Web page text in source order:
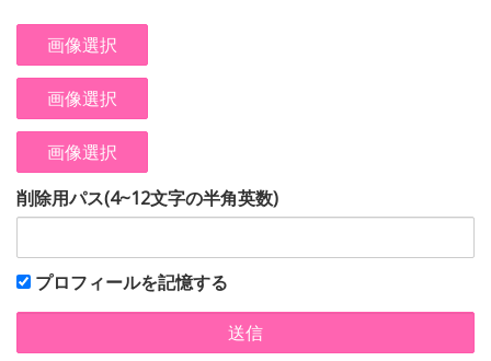
画像選択
画像選択
画像選択
削除用パス(4~12文字の半角英数)
プロフィールを記憶する
送信